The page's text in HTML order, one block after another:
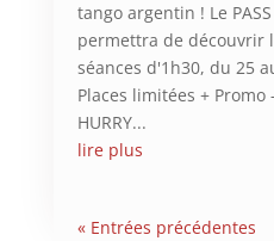
tango argentin ! Le PASS
permettra de découvrir
séances d'1h30, du 25
Places limitées + Promo
HURRY...
lire plus
« Entrées précédentes